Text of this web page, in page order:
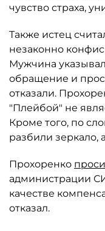
чувство страха,
Также истец
незаконно
Мужчина
обращение и
отказали.
"Плейбой" не
Кроме того, по
разбили зеркало,
Прохоренко
администрации
качестве
отказал.